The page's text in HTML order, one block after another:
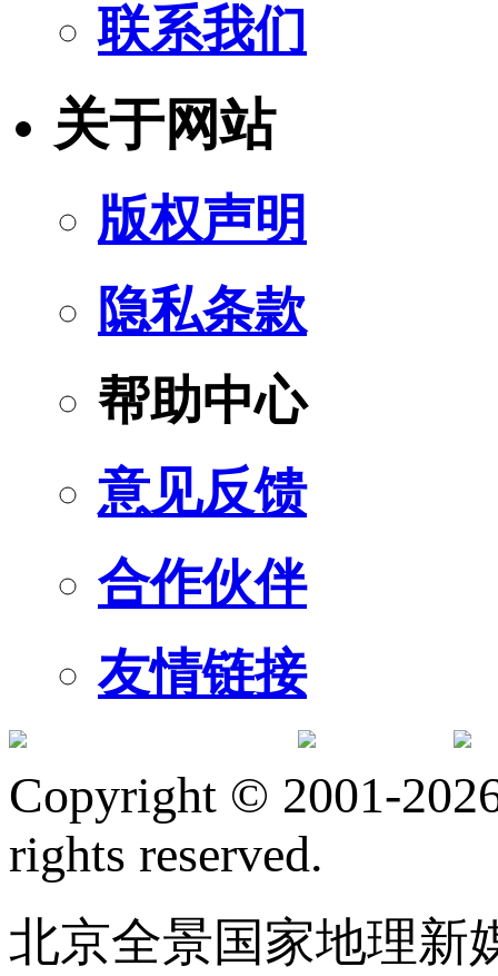
联系我们
关于网站
版权声明
隐私条款
帮助中心
意见反馈
合作伙伴
友情链接
Copyright © 2001-
rights reserved.
北京全景国家地理新